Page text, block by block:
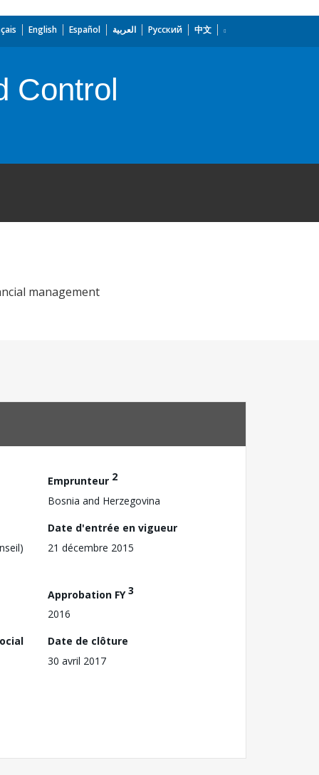
English Español العربية Русский 中文
Control
management
Emprunteur 2
Bosnia and Herzegovina
Date d'entrée en vigueur
21 décembre 2015
Approbation FY3
2016
Date de clôture
30 avril 2017